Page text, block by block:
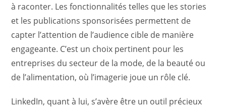
à raconter. Les fonctionnalités telles que les stories
et les publications sponsorisées permettent de
capter l’attention de l’audience cible de manière
engageante. C’est un choix pertinent pour les
entreprises du secteur de la mode, de la beauté ou
de l’alimentation, où l’imagerie joue un rôle clé.
LinkedIn, quant à lui, s’avère être un outil précieux